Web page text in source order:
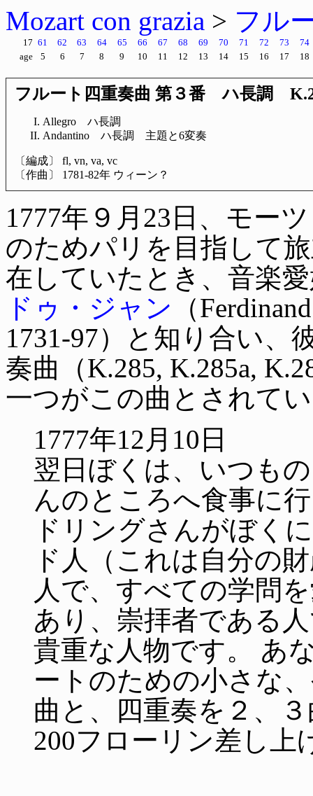
Mozart con grazia > フル
17
age
61
5
62
6
63
7
64
8
65
9
66
10
67
11
68
12
69
13
70
14
71
15
72
16
73
17
74
18
フルート四重奏曲 第３番 ハ長調
Allegro ハ長調
Andantino ハ長調 主題と6変奏
〔編成〕 fl, vn, va, vc
〔作曲〕 1781-82年 ウィーン？
1777年９月23日、モー
のためパリを目指して
在していたとき、音楽
ドゥ・ジャン （
1731-97）と知り合い、
奏曲（K.285, K.285a,
一つがこの曲とされて
1777年12月10日
翌日ぼくは、いつも
んのところへ食事に
ドリングさんがぼく
ド人（これは自分の
人で、すべての学問
あり、崇拝者である
貴重な人物です。 あ
ートのための小さな
曲と、四重奏を２、
200フローリン差し上